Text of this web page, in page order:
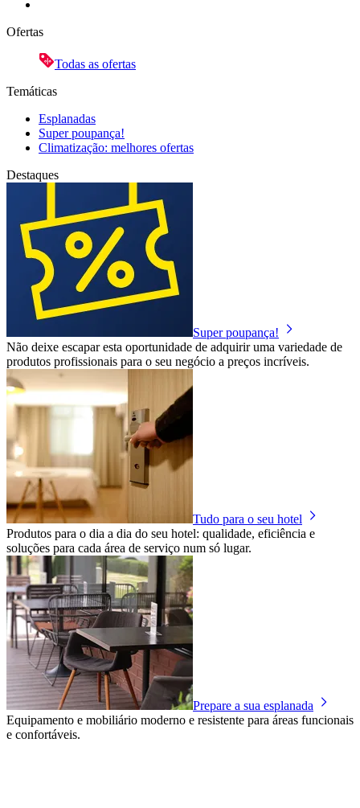
Ofertas
Todas as ofertas
Temáticas
Esplanadas
Super poupança!
Climatização: melhores ofertas
Destaques
Super poupança!
Não deixe escapar esta oportunidade de adquirir uma variedade de
produtos profissionais para o seu negócio a preços incríveis.
Tudo para o seu hotel
Produtos para o dia a dia do seu hotel: qualidade, eficiência e
soluções para cada área de serviço num só lugar.
Prepare a sua esplanada
Equipamento e mobiliário moderno e resistente para áreas funcionais
e confortáveis.